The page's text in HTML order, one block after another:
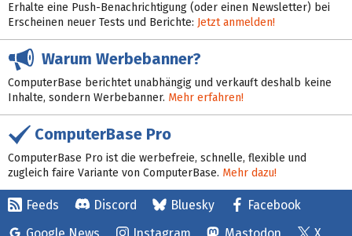
Erhalte eine Push-Benachrichtigung (oder einen Newsletter) bei
Erscheinen neuer Tests und Berichte: Jetzt anmelden!
Warum Werbebanner?
ComputerBase berichtet unabhängig und verkauft deshalb keine
Inhalte, sondern Werbebanner. Mehr erfahren!
ComputerBase Pro
ComputerBase Pro ist die werbefreie, schnelle, flexible und
zugleich faire Variante von ComputerBase. Mehr dazu!
Feeds Discord Bluesky
Facebook
Google News
Instagram Mastodon X